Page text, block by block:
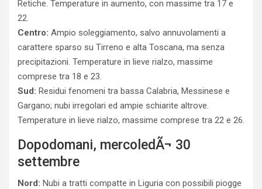
Retiche. Temperature in aumento, con massime tra 17 e
22.
Centro: Ampio soleggiamento, salvo annuvolamenti a
carattere sparso su Tirreno e alta Toscana, ma senza
precipitazioni. Temperature in lieve rialzo, massime
comprese tra 18 e 23.
Sud: Residui fenomeni tra bassa Calabria, Messinese e
Gargano; nubi irregolari ed ampie schiarite altrove.
Temperature in lieve rialzo, massime comprese tra 22 e 26.
Dopodomani, mercoledÃ¬ 30
settembre
Nord: Nubi a tratti compatte in Liguria con possibili piogge